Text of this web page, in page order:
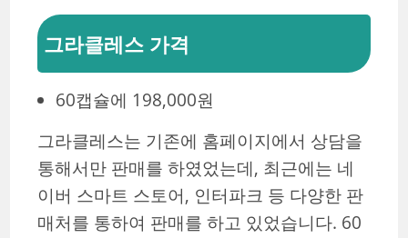
그라클레스 가격
60캡슐에 198,000원
그라클레스는 기존에 홈페이지에서 상담을
통해서만 판매를 하였었는데, 최근에는 네
이버 스마트 스토어, 인터파크 등 다양한 판
매처를 통하여 판매를 하고 있었습니다. 60